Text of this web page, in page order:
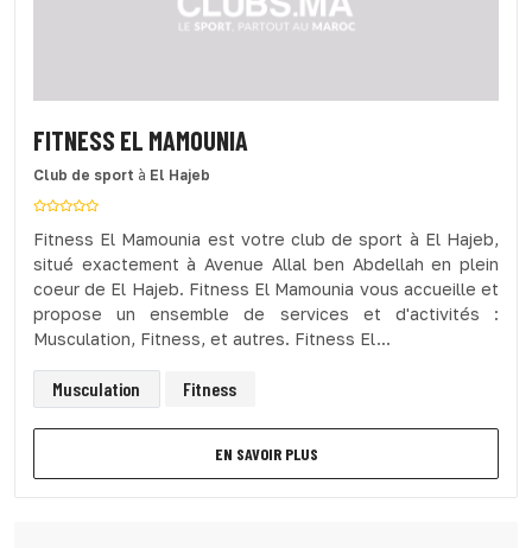
FITNESS EL MAMOUNIA
Club de sport à El Hajeb
Fitness El Mamounia est votre club de sport à El Hajeb,
situé exactement à Avenue Allal ben Abdellah en plein
coeur de El Hajeb. Fitness El Mamounia vous accueille et
propose un ensemble de services et d'activités :
Musculation, Fitness, et autres. Fitness El...
Musculation Fitness
EN SAVOIR PLUS